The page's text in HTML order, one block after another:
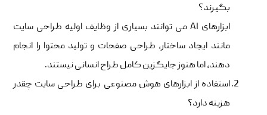
بگیرند؟
ابزارهای AI می توانند بسیاری از وظایف اولیه طراحی سایت
مانند ایجاد ساختار، طراحی صفحات و تولید محتوا را انجام
دهند، اما هنوز جایگزین کامل طراح انسانی نیستند.
استفاده از ابزارهای هوش مصنوعی برای طراحی سایت چقدر
هزینه دارد؟